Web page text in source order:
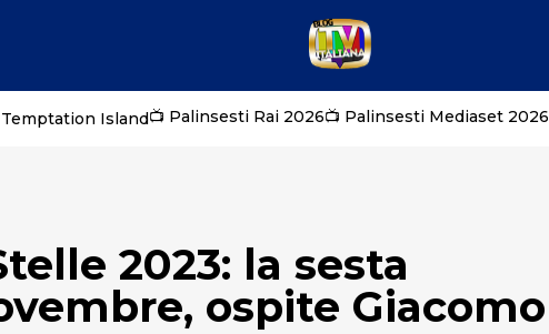
Temptation Island📺 Palinsesti Rai 2026📺 Palinsesti Mediaset 2026
2023: la sesta
ospite Giacomo